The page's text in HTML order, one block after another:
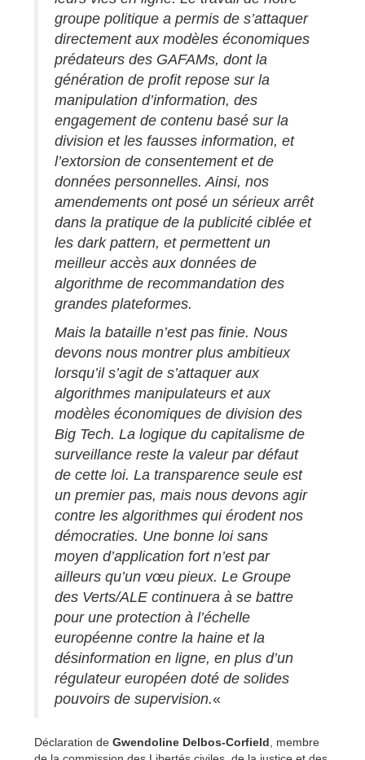
groupe politique a permis de s’attaquer
directement aux modèles économiques
prédateurs des GAFAMs, dont la
génération de profit repose sur la
manipulation d’information, des
engagement de contenu basé sur la
division et les fausses information, et
l’extorsion de consentement et de
données personnelles. Ainsi, nos
amendements ont posé un sérieux arrêt
dans la pratique de la publicité ciblée et
les dark pattern, et permettent un
meilleur accès aux données de
algorithme de recommandation des
grandes plateformes.
Mais la bataille n’est pas finie. Nous
devons nous montrer plus ambitieux
lorsqu’il s’agit de s’attaquer aux
algorithmes manipulateurs et aux
modèles économiques de division des
Big Tech. La logique du capitalisme de
surveillance reste la valeur par défaut
de cette loi. La transparence seule est
un premier pas, mais nous devons agir
contre les algorithmes qui érodent nos
démocraties. Une bonne loi sans
moyen d’application fort n’est par
ailleurs qu’un vœu pieux. Le Groupe
des Verts/ALE continuera à se battre
pour une protection à l’échelle
européenne contre la haine et la
désinformation en ligne, en plus d’un
régulateur européen doté de solides
pouvoirs de supervision.«
Déclaration de Gwendoline Delbos-Corfield, membre